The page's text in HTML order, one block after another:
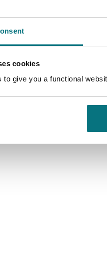
cookies
to give you a functional